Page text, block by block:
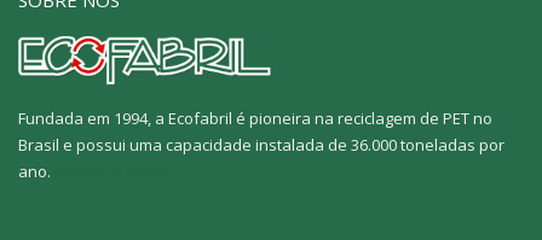
Fundada em 1994, a Ecofabril é pioneira na reciclagem de PET no
Brasil e possui uma capacidade instalada de 36.000 toneladas por
ano.